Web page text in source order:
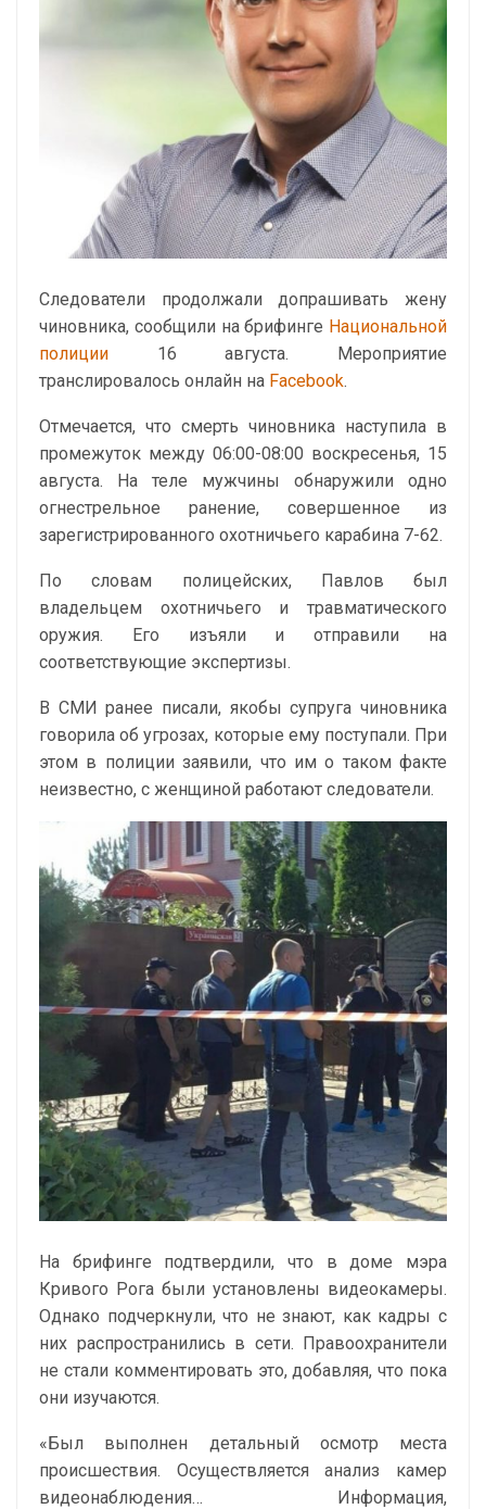
Следователи продолжали допрашивать жену
чиновника, сообщили на брифинге Национальной
полиции 16 августа. Мероприятие
транслировалось онлайн на Facebook.
Отмечается, что смерть чиновника наступила в
промежуток между 06:00-08:00 воскресенья, 15
августа. На теле мужчины обнаружили одно
огнестрельное ранение, совершенное из
зарегистрированного охотничьего карабина 7-62.
По словам полицейских, Павлов был
владельцем охотничьего и травматического
оружия. Его изъяли и отправили на
соответствующие экспертизы.
В СМИ ранее писали, якобы супруга чиновника
говорила об угрозах, которые ему поступали. При
этом в полиции заявили, что им о таком факте
неизвестно, с женщиной работают следователи.
На брифинге подтвердили, что в доме мэра
Кривого Рога были установлены видеокамеры.
Однако подчеркнули, что не знают, как кадры с
них распространились в сети. Правоохранители
не стали комментировать это, добавляя, что пока
они изучаются.
«Был выполнен детальный осмотр места
происшествия. Осуществляется анализ камер
видеонаблюдения… Информация,